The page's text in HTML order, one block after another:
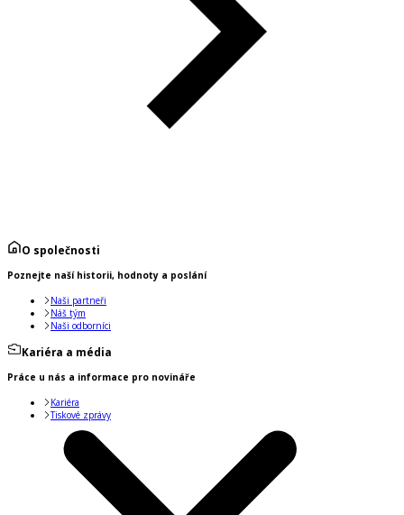
O společnosti
Poznejte naší historii, hodnoty a poslání
Naši partneři
Náš tým
Naši odborníci
Kariéra a média
Práce u nás a informace pro novináře
Kariéra
Tiskové zprávy